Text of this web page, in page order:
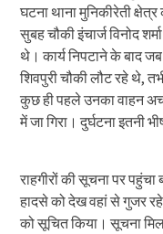
घटना थाना मुनिकीरेती
सुबह चौकी इंचार्ज विनोद
थे। कार्य निपटाने के बाद
शिवपुरी चौकी लौट रहे थे,
कुछ ही पहले उनका वाहन
में जा गिरा। दुर्घटना इतनी
राहगीरों की सूचना पर पहुंचा
हादसे को देख वहां से गुजर
को सूचित किया। सूचना